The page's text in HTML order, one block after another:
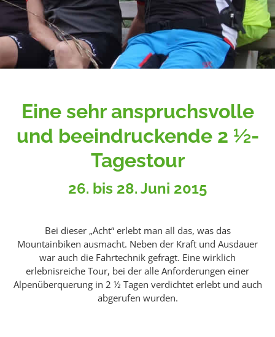
Eine sehr anspruchsvolle
und beeindruckende 2 ½-
Tagestour
26. bis 28. Juni 2015
Bei dieser „Acht“ erlebt man all das, was das
Mountainbiken ausmacht. Neben der Kraft und Ausdauer
war auch die Fahrtechnik gefragt. Eine wirklich
erlebnisreiche Tour, bei der alle Anforderungen einer
Alpenüberquerung in 2 ½ Tagen verdichtet erlebt und auch
abgerufen wurden.